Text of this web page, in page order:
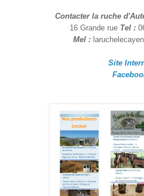
Contacter la ruche
16 Grande rue Tel :
Mel :
Site